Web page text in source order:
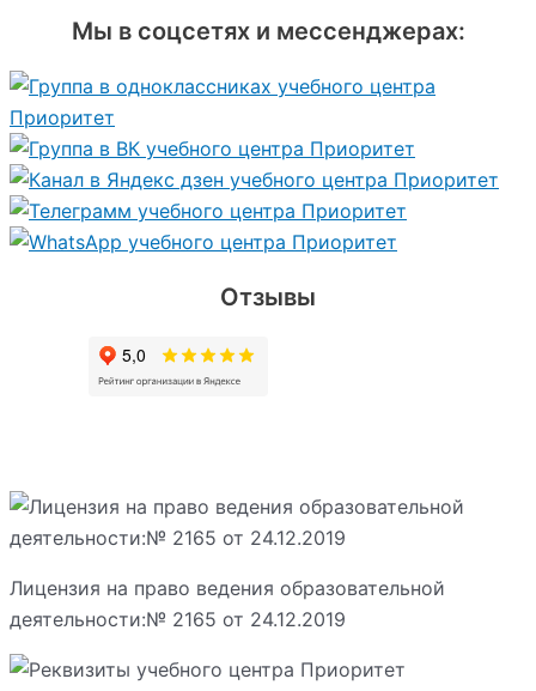
Мы в соцсетях и мессенджерах:
Отзывы
Лицензия на право ведения образовательной
деятельности:№ 2165 от 24.12.2019